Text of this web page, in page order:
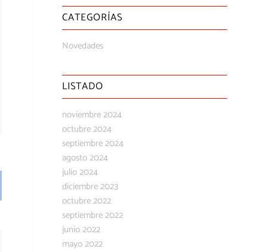
CATEGORÍAS
Novedades
LISTADO
noviembre 2024
octubre 2024
septiembre 2024
agosto 2024
julio 2024
diciembre 2023
octubre 2022
septiembre 2022
junio 2022
mayo 2022